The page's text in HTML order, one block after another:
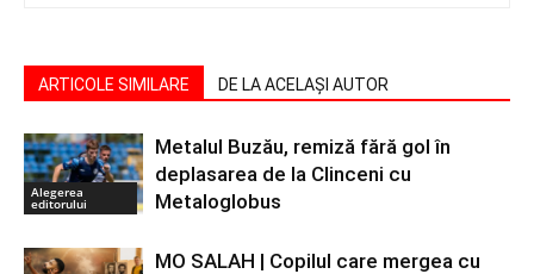
ARTICOLE SIMILARE DE LA ACELAȘI AUTOR
Alegerea
editorului
Metalul Buzău, remiză fără gol în
deplasarea de la Clinceni cu
Metaloglobus
MO SALAH | Copilul care mergea cu